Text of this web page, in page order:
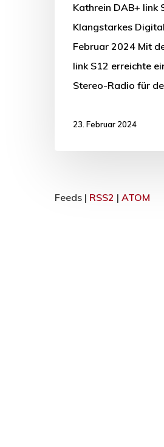
Kathrein DAB+ link
Klangstarkes
Februar 2024 Mit
link S12 erreichte
Stereo-Radio für
23. Februar 2024
Feeds | RSS2 | ATOM